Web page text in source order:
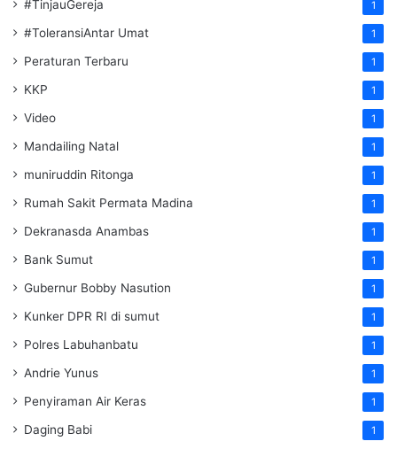
#TinjauGereja 1
#ToleransiAntar Umat 1
Peraturan Terbaru 1
KKP 1
Video 1
Mandailing Natal 1
muniruddin Ritonga 1
Rumah Sakit Permata Madina 1
Dekranasda Anambas 1
Bank Sumut 1
Gubernur Bobby Nasution 1
Kunker DPR RI di sumut 1
Polres Labuhanbatu 1
Andrie Yunus 1
Penyiraman Air Keras 1
Daging Babi 1